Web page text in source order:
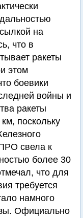
на
что в
ракеты
этом
боевики
войны и
ракеты
поскольку
свела к
более 30
что для
требуется
намного
Официально